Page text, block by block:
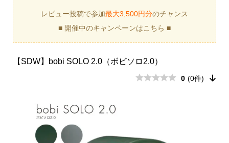
レビュー投稿で参加最大3,500円分のチャンス
■ 開催中のキャンペーンはこちら ■
【SDW】bobi SOLO 2.0（ボビソロ2.0）
0 (0件)